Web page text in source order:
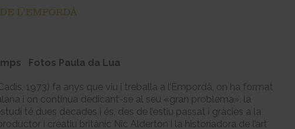
L'EMPORDÀ
Fotos Paula da Lua
1973) fa anys que viu i treballa a l’Empordà, on ha format
i on continua dedicant-se al seu «gran problema», la
té dues dècades i és, des de l’estiu passat i gràcies a la
i creatiu britànic Nic Alderton i la historiadora de l’art